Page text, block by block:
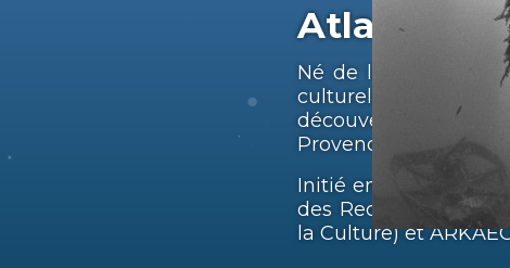
Atlas
Né de la volonté
culturel, l’Atlas
découvertes et de
Provence-Alpes-Côte
Initié en 2008,
des Recherches
la Culture) et